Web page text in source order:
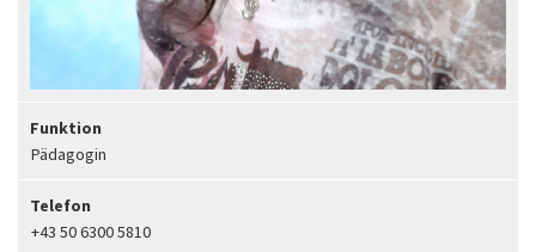
Funktion
Pädagogin
Telefon
+43 50 6300 5810